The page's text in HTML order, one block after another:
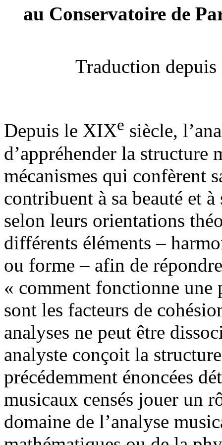
au Conservatoire de
Traduction
Depuis le XIXe siècle,
d’appréhender la structure
mécanismes qui confèrent
contribuent à sa beauté et
selon leurs orientations
différents éléments –
ou forme – afin de
« comment fonctionne une
sont les facteurs de
analyses ne peut être
analyste conçoit la
précédemment énoncées
musicaux censés jouer un
domaine de l’analyse